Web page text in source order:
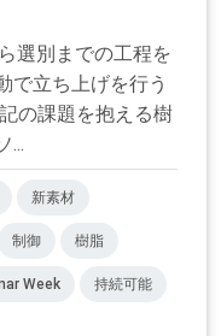
選別までの工程を
で立ち上げを行う
の課題を抱える樹
...
新素材
制御 樹脂
Week 持続可能